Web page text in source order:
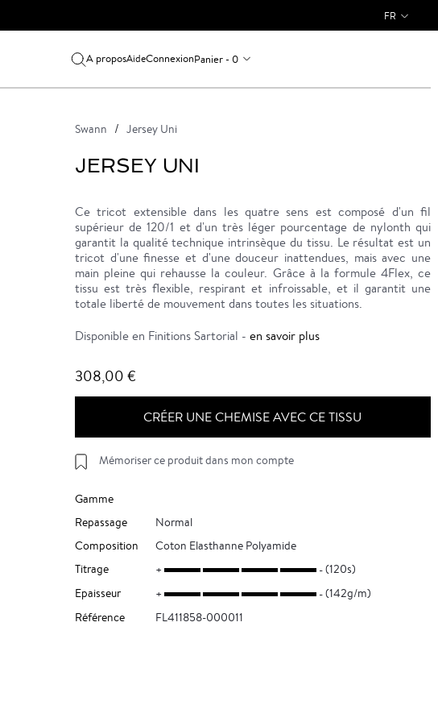
FR
A proposAideConnexionPanier - 0
Swann Jersey Uni
JERSEY UNI
Ce tricot extensible dans les quatre sens est composé d'un fil
supérieur de 120/1 et d'un très léger pourcentage de nylonth qui
garantit la qualité technique intrinsèque du tissu. Le résultat est un
tricot d'une finesse et d'une douceur inattendues, mais avec une
main pleine qui rehausse la couleur. Grâce à la formule 4Flex, ce
tissu est très flexible, respirant et infroissable, et il garantit une
totale liberté de mouvement dans toutes les situations.
Disponible en Finitions Sartorial - en savoir plus
308,00 €
CRÉER UNE CHEMISE AVEC CE TISSU
Mémoriser ce produit dans mon compte
Gamme
Repassage
Normal
Composition
Coton Elasthanne Polyamide
Titrage
(120s)
Epaisseur
(142g/m)
Référence
FL411858-000011